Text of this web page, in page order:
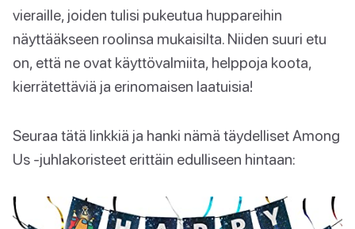
vieraille, joiden tulisi pukeutua huppareihin
näyttääkseen roolinsa mukaisilta. Niiden suuri etu
on, että ne ovat käyttövalmiita, helppoja koota,
kierrätettäviä ja erinomaisen laatuisia!
Seuraa tätä linkkiä ja hanki nämä täydelliset Among
Us -juhlakoristeet erittäin edulliseen hintaan: